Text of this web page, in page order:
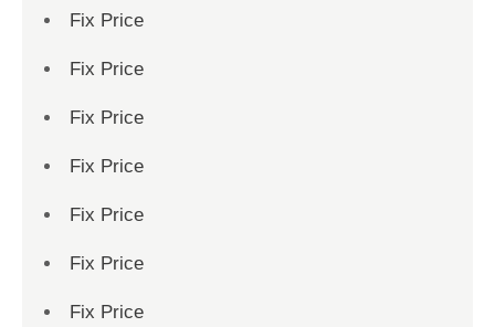
Fix Price
Fix Price
Fix Price
Fix Price
Fix Price
Fix Price
Fix Price